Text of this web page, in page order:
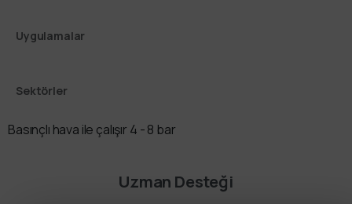
Uzman Desteği
Uygulamalar
Sektörler
Basınçlı hava ile çalışır 4 - 8 bar